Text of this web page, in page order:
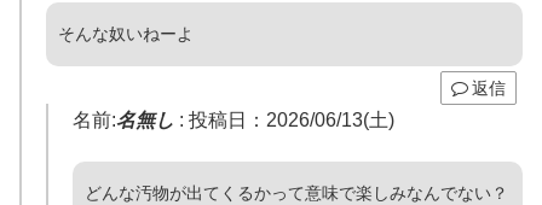
そんな奴いねーよ
返信
名前:名無し : 投稿日：2026/06/13(土)
どんな汚物が出てくるかって意味で楽しみなんでない？